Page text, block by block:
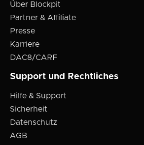
Über Blockpit
Partner & Affiliate
Presse
Karriere
DAC8/CARF
Support und Rechtliches
Hilfe & Support
Sicherheit
Datenschutz
AGB